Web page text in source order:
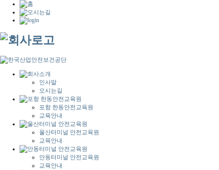
인사말
오시는길
포항 한동안전교육원
교육안내
울산터미널 안전교육원
교육안내
안동터미널 안전교육원
교육안내